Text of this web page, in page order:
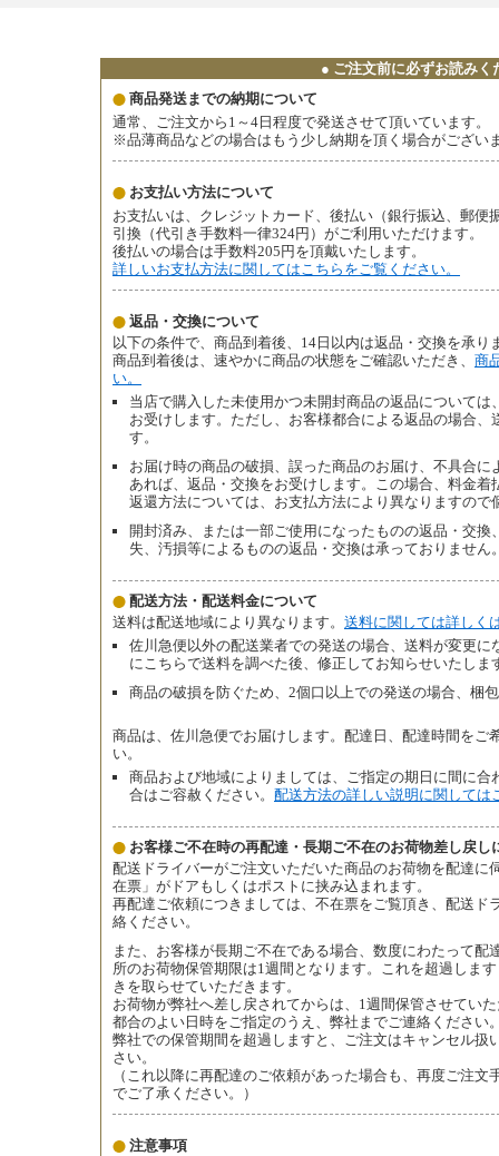
● ご注文前に必ずお読みく
商品発送までの納期について
通常、ご注文から1～4日程度で発送させて頂いています。
※品薄商品などの場合はもう少し納期を頂く場合がござい
お支払い方法について
お支払いは、クレジットカード、後払い（銀行振込、郵便
引換（代引き手数料一律324円）がご利用いただけます。
後払いの場合は手数料205円を頂戴いたします。
詳しいお支払方法に関してはこちらをご覧ください。
返品・交換について
以下の条件で、商品到着後、14日以内は返品・交換を承り
商品到着後は、速やかに商品の状態をご確認いただき、 商
い。
当店で購入した未使用かつ未開封商品の返品について
お受けします。ただし、お客様都合による返品の場合
す。
お届け時の商品の破損、誤った商品のお届け、不具合
あれば、返品・交換をお受けします。この場合、料金
返還方法については、お支払方法により異なりますので
開封済み、または一部ご使用になったものの返品・交
失、汚損等によるものの返品・交換は承っておりません
配送方法・配送料金について
送料は配送地域により異なります。 送料に関しては詳しく
佐川急便以外の配送業者での発送の場合、送料が変更
にこちらで送料を調べた後、修正してお知らせいたしま
商品の破損を防ぐため、2個口以上での発送の場合、梱
商品は、佐川急便でお届けします。配達日、配達時間をご
い。
商品および地域によりましては、ご指定の期日に間に
合はご容赦ください。 配送方法の詳しい説明に関しては
お客様ご不在時の再配達・長期ご不在のお荷物差し戻し
配送ドライバーがご注文いただいた商品のお荷物を配達に
在票」がドアもしくはポストに挟み込まれます。
再配達ご依頼につきましては、不在票をご覧頂き、配送ド
絡ください。
また、お客様が長期ご不在である場合、数度にわたって
所のお荷物保管期限は1週間となります。これを超過しま
きを取らせていただきます。
お荷物が弊社へ差し戻されてからは、1週間保管させてい
都合のよい日時をご指定のうえ、弊社までご連絡ください
弊社での保管期間を超過しますと、ご注文はキャンセル扱
さい。
（これ以降に再配達のご依頼があった場合も、再度ご注
でご了承ください。）
注意事項